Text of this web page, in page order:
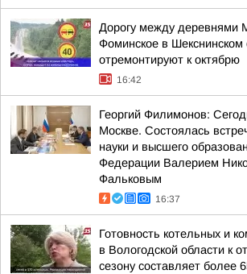
Дорогу между деревнями
Фоминское в Шекснинском
отремонтируют к октябрю
16:42
Георгий Филимонов:
Москве. Состоялась
науки и высшего
Федерации Валерием
Фальковым
16:37
Готовность котельных и
в Вологодской области к
сезону составляет более